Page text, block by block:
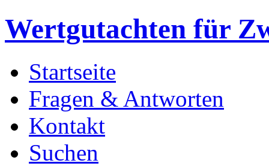
Wertgutachten für
Startseite
Fragen & Antworten
Kontakt
Suchen